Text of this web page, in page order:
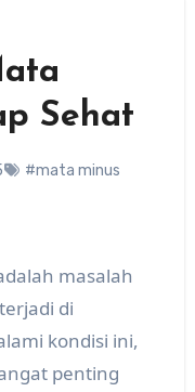
Sehat
#mata minus
masalah
di
kondisi ini,
penting